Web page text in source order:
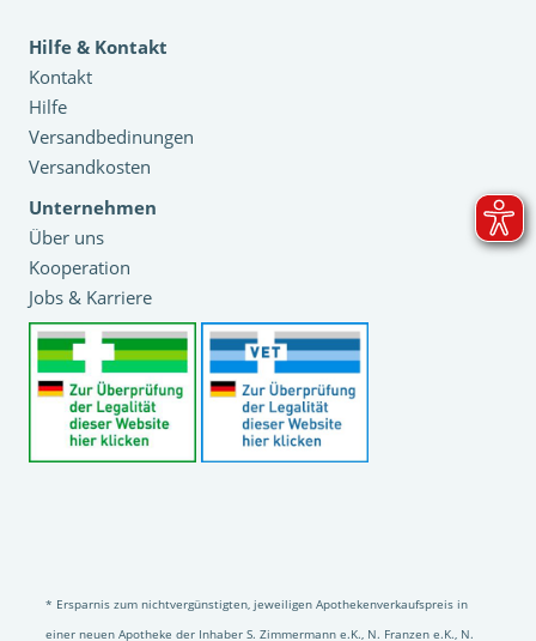
Hilfe & Kontakt
Kontakt
Hilfe
Versandbedinungen
Versandkosten
Unternehmen
Über uns
Kooperation
Jobs & Karriere
* Ersparnis zum nichtvergünstigten, jeweiligen Apothekenverkaufspreis in
einer neuen Apotheke der Inhaber S. Zimmermann e.K., N. Franzen e.K., N.